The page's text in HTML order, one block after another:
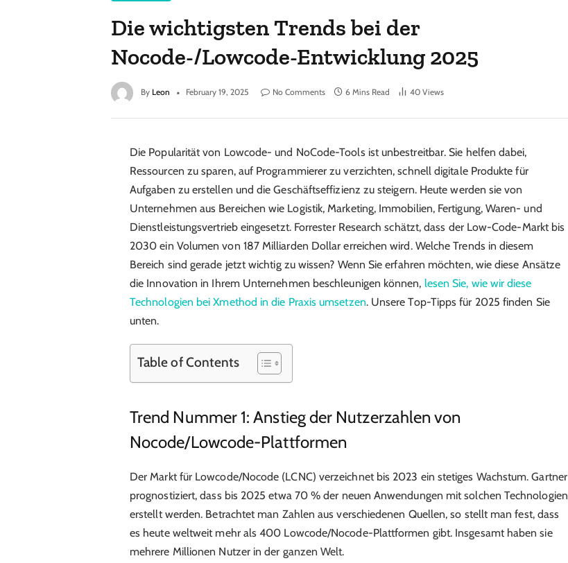
Die wichtigsten Trends bei der
Nocode-/Lowcode-Entwicklung 2025
By Leon February 19, 2025 No Comments 6 Mins Read 40 Views
Die Popularität von Lowcode- und NoCode-Tools ist unbestreitbar. Sie helfen dabei,
Ressourcen zu sparen, auf Programmierer zu verzichten, schnell digitale Produkte für
Aufgaben zu erstellen und die Geschäftseffizienz zu steigern. Heute werden sie von
Unternehmen aus Bereichen wie Logistik, Marketing, Immobilien, Fertigung, Waren- und
Dienstleistungsvertrieb eingesetzt. Forrester Research schätzt, dass der Low-Code-Markt bis
2030 ein Volumen von 187 Milliarden Dollar erreichen wird. Welche Trends in diesem
Bereich sind gerade jetzt wichtig zu wissen? Wenn Sie erfahren möchten, wie diese Ansätze
die Innovation in Ihrem Unternehmen beschleunigen können, lesen Sie, wie wir diese
Technologien bei Xmethod in die Praxis umsetzen.Unsere Top-Tipps für 2025 finden Sie
unten.
Table of Contents
Trend Nummer 1: Anstieg der Nutzerzahlen von
Nocode/Lowcode-Plattformen
Der Markt für Lowcode/Nocode (LCNC) verzeichnet bis 2023 ein stetiges Wachstum. Gartner
prognostiziert, dass bis 2025 etwa 70 % der neuen Anwendungen mit solchen Technologien
erstellt werden. Betrachtet man Zahlen aus verschiedenen Quellen, so stellt man fest, dass
es heute weltweit mehr als 400 Lowcode/Nocode-Plattformen gibt. Insgesamt haben sie
mehrere Millionen Nutzer in der ganzen Welt.